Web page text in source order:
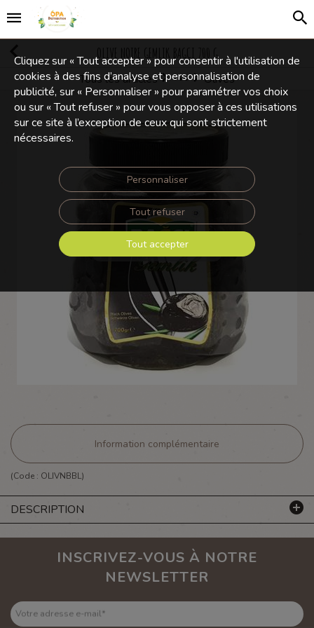
OLIVE NOIRE GEMLIK BAGCI 700 G
Tous les articles
Olives et Condiments
Olives
Information complémentaire
(Code : OLIVNBBL)
DESCRIPTION
Cliquez sur « Tout accepter » pour consentir à l'utilisation de
cookies à des fins d’analyse et personnalisation de
publicité, sur « Personnaliser » pour paramétrer vos choix
ou sur « Tout refuser » pour vous opposer à ces utilisations
sur ce site à l’exception de ceux qui sont strictement
nécessaires.
Personnaliser
Tout refuser
Tout accepter
INSCRIVEZ-VOUS À NOTRE
NEWSLETTER
Votre adresse e-mail*